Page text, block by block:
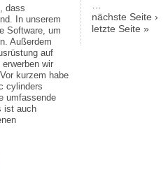
dass
In unserem
Software, um
Außerdem
auf
wir
kurzem habe
cylinders
umfassende
ist auch
nächste Seite ›
letzte Seite »